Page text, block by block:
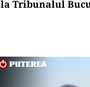
la Tribunalul